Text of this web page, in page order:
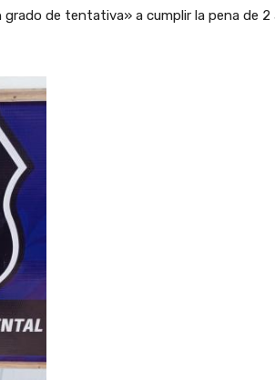
de tentativa» a cumplir la pena de 2